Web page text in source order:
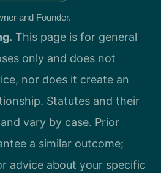
and Founder.
This page is for general
only and does not
nor does it create an
Statutes and their
vary by case. Prior
a similar outcome;
advice about your specific